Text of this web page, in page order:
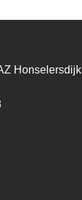
Honselersdijk